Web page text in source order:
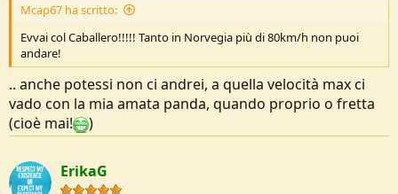
Mcap67 ha scritto:
Evvai col Caballero!!!!! Tanto in Norvegia più di 80km/h non puoi
andare!
.. anche potessi non ci andrei, a quella velocità max ci
vado con la mia amata panda, quando proprio o fretta
(cioè mai!
)
ErikaG